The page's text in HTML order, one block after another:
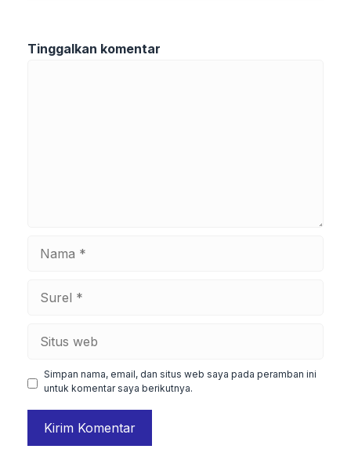
Tinggalkan komentar
Simpan nama, email, dan situs web saya pada peramban ini
untuk komentar saya berikutnya.